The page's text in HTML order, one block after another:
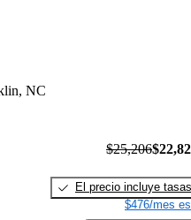
NC
$25,206
El precio incluye tasas
$476/mes